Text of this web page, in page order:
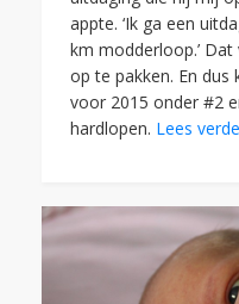
appte. ‘Ik ga een
km modderloop.’
op te pakken. En
voor 2015 onder #2
hardlopen. Lees